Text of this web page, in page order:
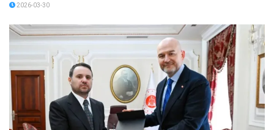
2026-03-30